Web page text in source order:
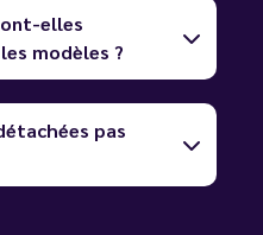
elles
modèles ?
pas